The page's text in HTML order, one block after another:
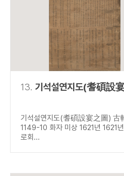
13. 기석설연지도(耆碩設
기석설연지도(耆碩設宴之圖) 古
1149-10 화자 미상 1621년 1621년
로회...